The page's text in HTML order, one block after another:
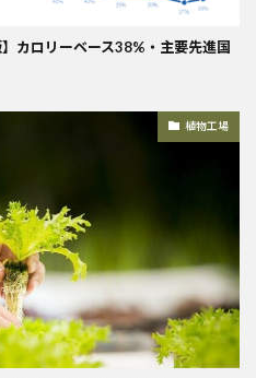
カロリーベース38%・主要先進国
植物工場